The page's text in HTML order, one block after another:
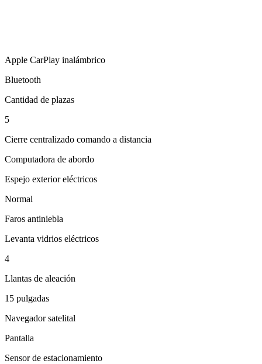
Apple CarPlay inalámbrico
Bluetooth
Cantidad de plazas
5
Cierre centralizado comando a distancia
Computadora de abordo
Espejo exterior eléctricos
Normal
Faros antiniebla
Levanta vidrios eléctricos
4
Llantas de aleación
15 pulgadas
Navegador satelital
Pantalla
Sensor de estacionamiento